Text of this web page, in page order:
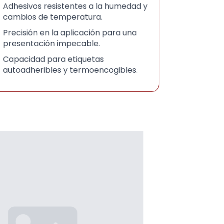
Adhesivos resistentes a la humedad y
cambios de temperatura.
Precisión en la aplicación para una
presentación impecable.
Capacidad para etiquetas
autoadheribles y termoencogibles.